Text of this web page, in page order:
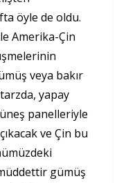
öyle de oldu.
Amerika-Çin
veya bakır
yapay
panelleriyle
ve Çin bu
gümüş